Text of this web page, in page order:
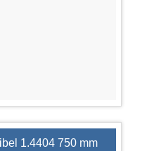
1.4404 750 mm